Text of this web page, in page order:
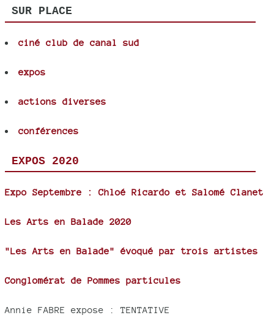
SUR PLACE
ciné club de canal sud
expos
actions diverses
conférences
EXPOS 2020
Expo Septembre : Chloé Ricardo et Salomé Clanet
Les Arts en Balade 2020
"Les Arts en Balade" évoqué par trois artistes
Conglomérat de Pommes particules
Annie FABRE expose : TENTATIVE